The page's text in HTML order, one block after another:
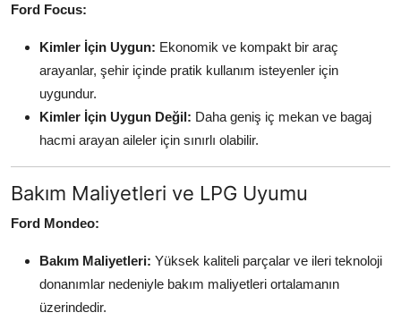
Ford Focus:
Kimler İçin Uygun: Ekonomik ve kompakt bir araç
arayanlar, şehir içinde pratik kullanım isteyenler için
uygundur.
Kimler İçin Uygun Değil: Daha geniş iç mekan ve bagaj
hacmi arayan aileler için sınırlı olabilir.
Bakım Maliyetleri ve LPG Uyumu
Ford Mondeo:
Bakım Maliyetleri: Yüksek kaliteli parçalar ve ileri teknoloji
donanımlar nedeniyle bakım maliyetleri ortalamanın
üzerindedir.